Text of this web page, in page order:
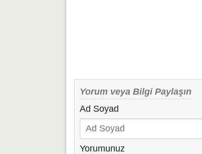
Yorum veya Bilgi Paylaşın
Ad Soyad
Yorumunuz